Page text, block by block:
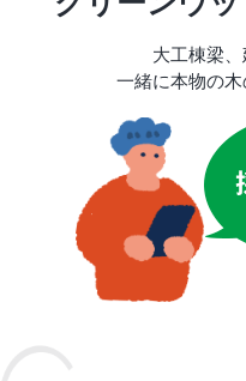
大工棟梁、
一緒に本物の